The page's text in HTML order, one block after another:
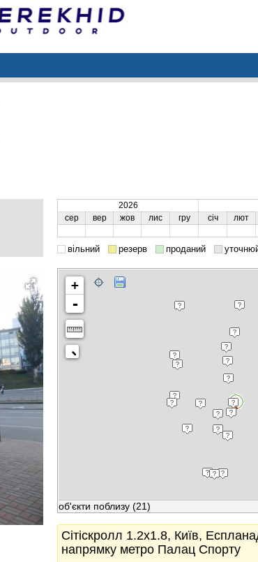
2026
сер
вер жов лис гру січ лют
вільний резерв проданий
+
-
об'єкти поблизу (21)
Сітіскролл 1.2x1.8, Київ,
напрямку метро Палац Спорту